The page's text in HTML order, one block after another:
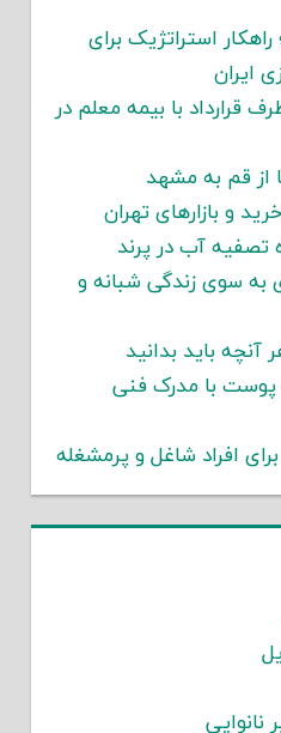
استراتژیک برای
ایران
قرارداد با بیمه معلم در
از قم به مشهد
و بازارهای تهران
آب در پرند
به سوی زندگی شبانه و
باید بدانید
پوست با مدرک فنی
افراد شاغل و پرمشغله
نانوایی